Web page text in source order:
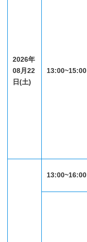
2026年
08月22
日(土)
13:00~15:00
13:00~16:00